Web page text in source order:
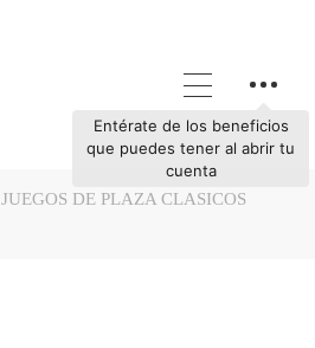
JUEGOS DE PLAZA CLASICOS
Entérate de los beneficios
que puedes tener al abrir tu
cuenta